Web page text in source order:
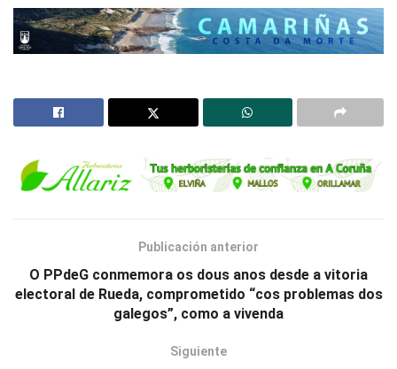
Publicación anterior
O PPdeG conmemora os dous anos desde a vitoria
electoral de Rueda, comprometido “cos problemas dos
galegos”, como a vivenda
Siguiente